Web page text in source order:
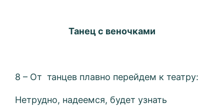
Танец с веночками
8 – От танцев плавно перейдем к театру:
Нетрудно, надеемся, будет узнать